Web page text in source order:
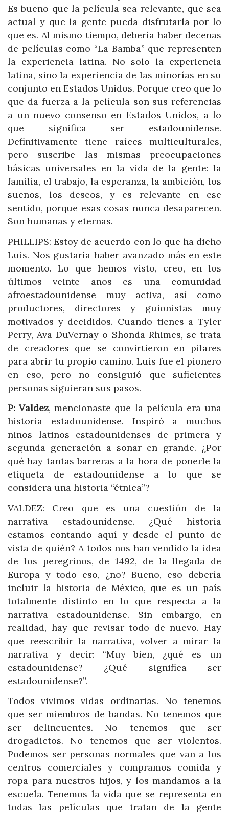
Es bueno que la película sea relevante, que sea
actual y que la gente pueda disfrutarla por lo
que es. Al mismo tiempo, debería haber decenas
de películas como “La Bamba” que representen
la experiencia latina. No solo la experiencia
latina, sino la experiencia de las minorías en su
conjunto en Estados Unidos. Porque creo que lo
que da fuerza a la película son sus referencias
a un nuevo consenso en Estados Unidos, a lo
que significa ser estadounidense.
Definitivamente tiene raíces multiculturales,
pero suscribe las mismas preocupaciones
básicas universales en la vida de la gente: la
familia, el trabajo, la esperanza, la ambición, los
sueños, los deseos, y es relevante en ese
sentido, porque esas cosas nunca desaparecen.
Son humanas y eternas.
PHILLIPS: Estoy de acuerdo con lo que ha dicho
Luis. Nos gustaría haber avanzado más en este
momento. Lo que hemos visto, creo, en los
últimos veinte años es una comunidad
afroestadounidense muy activa, así como
productores, directores y guionistas muy
motivados y decididos. Cuando tienes a Tyler
Perry, Ava DuVernay o Shonda Rhimes, se trata
de creadores que se convirtieron en pilares
para abrir tu propio camino. Luis fue el pionero
en eso, pero no consiguió que suficientes
personas siguieran sus pasos.
P: Valdez, mencionaste que la película era una
historia estadounidense. Inspiró a muchos
niños latinos estadounidenses de primera y
segunda generación a soñar en grande. ¿Por
qué hay tantas barreras a la hora de ponerle la
etiqueta de estadounidense a lo que se
considera una historia “étnica”?
VALDEZ: Creo que es una cuestión de la
narrativa estadounidense. ¿Qué historia
estamos contando aquí y desde el punto de
vista de quién? A todos nos han vendido la idea
de los peregrinos, de 1492, de la llegada de
Europa y todo eso, ¿no? Bueno, eso debería
incluir la historia de México, que es un país
totalmente distinto en lo que respecta a la
narrativa estadounidense. Sin embargo, en
realidad, hay que revisar todo de nuevo. Hay
que reescribir la narrativa, volver a mirar la
narrativa y decir: “Muy bien, ¿qué es un
estadounidense? ¿Qué significa ser
estadounidense?”.
Todos vivimos vidas ordinarias. No tenemos
que ser miembros de bandas. No tenemos que
ser delincuentes. No tenemos que ser
drogadictos. No tenemos que ser violentos.
Podemos ser personas normales que van a los
centros comerciales y compramos comida y
ropa para nuestros hijos, y los mandamos a la
escuela. Tenemos la vida que se representa en
todas las películas que tratan de la gente